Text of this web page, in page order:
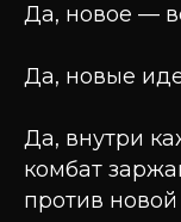
Да, новое —
Да, новые
Да, внутри
комбат
против